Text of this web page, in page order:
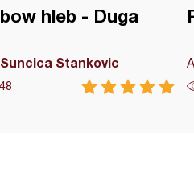
hleb - Duga
Suncica Stankovic